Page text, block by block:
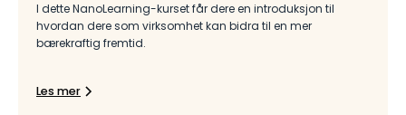
I dette NanoLearning-kurset får dere en introduksjon til
hvordan dere som virksomhet kan bidra til en mer
bærekraftig fremtid.
Les mer